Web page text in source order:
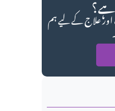
علاج کے لیے ہم